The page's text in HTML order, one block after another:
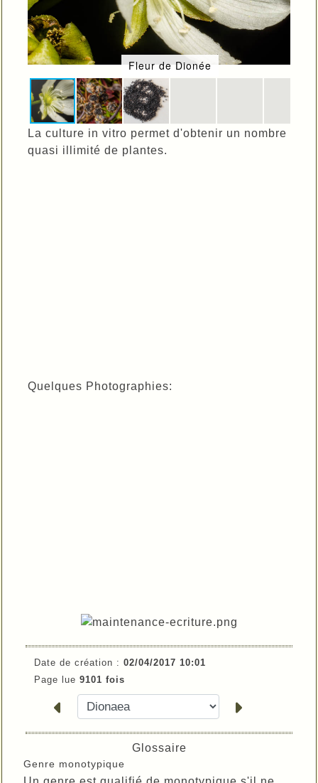
Fleur de Dionée
La culture in vitro permet d'obtenir un nombre
quasi illimité de plantes.
Quelques Photographies:
Date de création : 02/04/2017 10:01
Page lue 9101 fois
Glossaire
Genre monotypique